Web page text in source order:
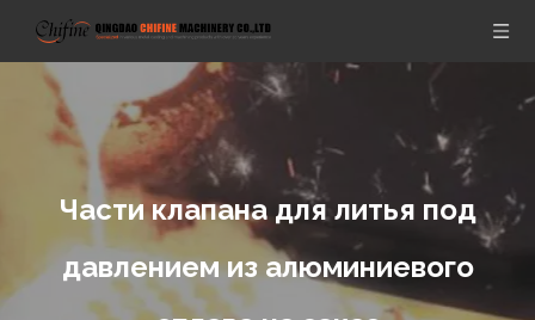
Части клапана для литья под
давлением из алюминиевого